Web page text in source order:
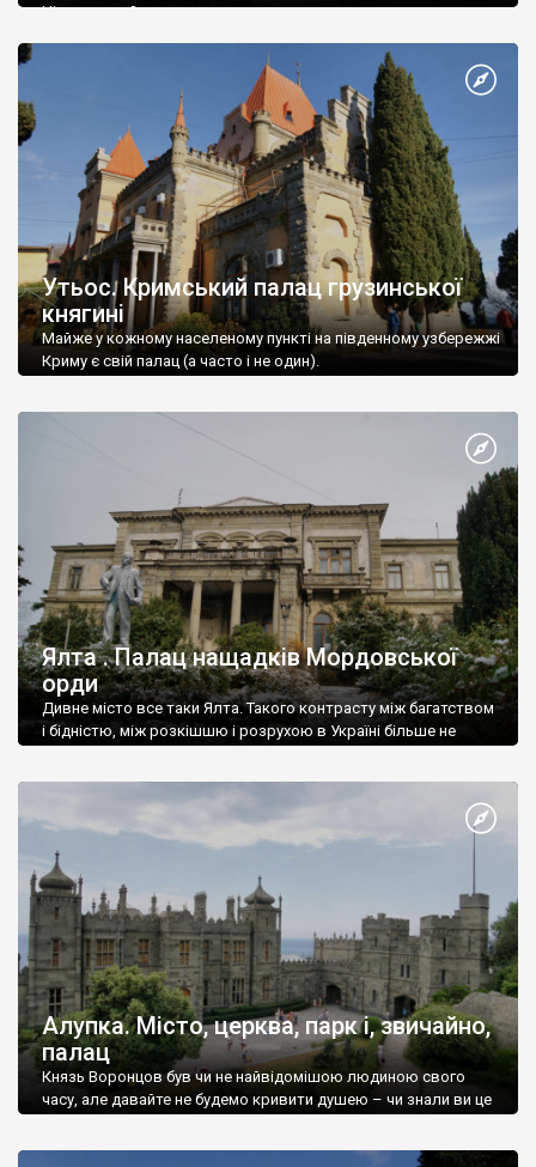
Ніжин греки?
Утьос. Кримський палац грузинської
княгині
Майже у кожному населеному пункті на південному узбережжі
Криму є свій палац (а часто і не один).
Ялта . Палац нащадків Мордовської
орди
Дивне місто все таки Ялта. Такого контрасту між багатством
і бідністю, між розкішшю і розрухою в Україні більше не
Алупка. Місто, церква, парк і, звичайно,
палац
Князь Воронцов був чи не найвідомішою людиною свого
часу, але давайте не будемо кривити душею – чи знали ви це